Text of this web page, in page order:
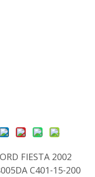
FIESTA 2002
C401-15-200